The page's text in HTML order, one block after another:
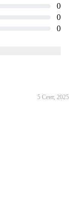
0
0
0
5 Сент, 2025